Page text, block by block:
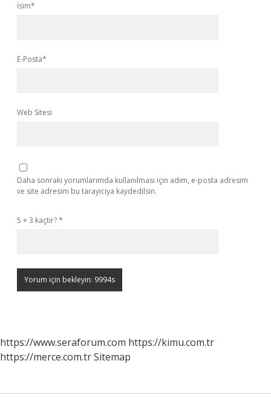
İsim*
E-Posta*
Web Sitesi
Daha sonraki yorumlarımda kullanılması için adım, e-posta adresim
ve site adresim bu tarayıcıya kaydedilsin.
5 + 3 kaçtır?*
https://www.seraforum.com https://kimu.com.tr
https://merce.com.trSitemap